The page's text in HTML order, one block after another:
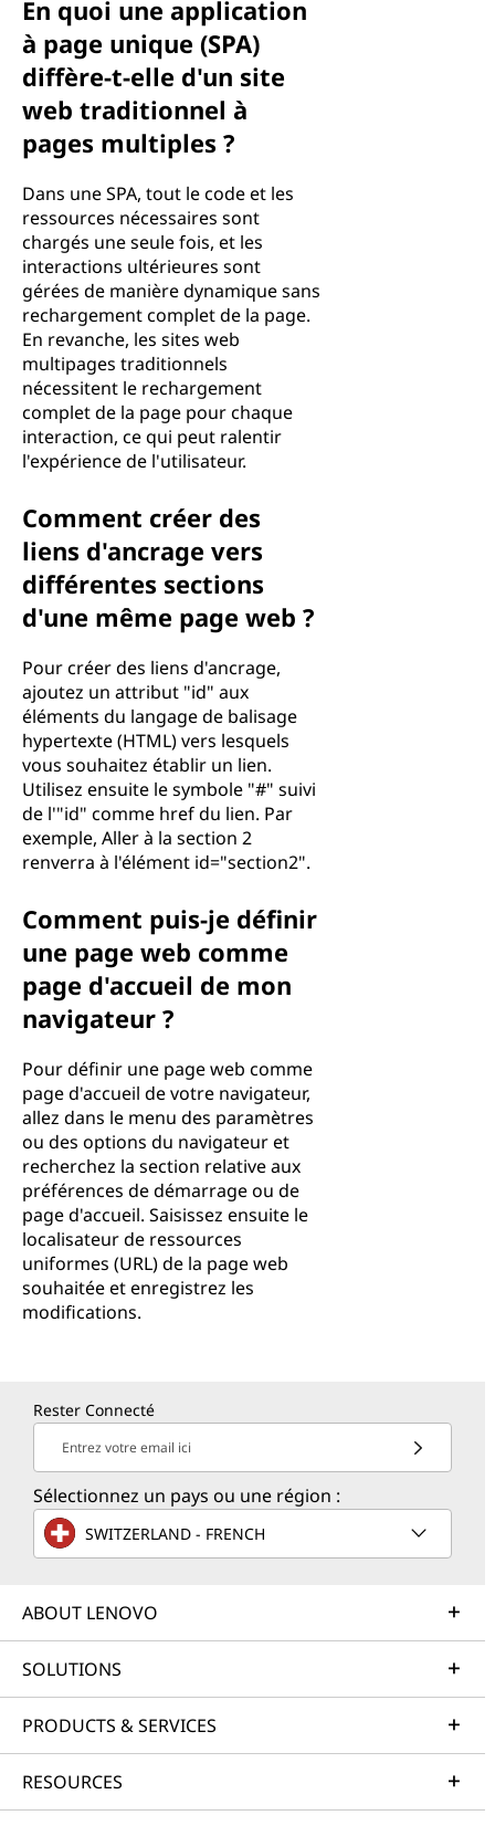
En quoi une application
à page unique (SPA)
diffère-t-elle d'un site
web traditionnel à
pages multiples ?
Dans une SPA, tout le code et les
ressources nécessaires sont
chargés une seule fois, et les
interactions ultérieures sont
gérées de manière dynamique sans
rechargement complet de la page.
En revanche, les sites web
multipages traditionnels
nécessitent le rechargement
complet de la page pour chaque
interaction, ce qui peut ralentir
l'expérience de l'utilisateur.
Comment créer des
liens d'ancrage vers
différentes sections
d'une même page web ?
Pour créer des liens d'ancrage,
ajoutez un attribut "id" aux
éléments du langage de balisage
hypertexte (HTML) vers lesquels
vous souhaitez établir un lien.
Utilisez ensuite le symbole "#" suivi
de l'"id" comme href du lien. Par
exemple, Aller à la section 2
renverra à l'élément id="section2".
Comment puis-je définir
une page web comme
page d'accueil de mon
navigateur ?
Pour définir une page web comme
page d'accueil de votre navigateur,
allez dans le menu des paramètres
ou des options du navigateur et
recherchez la section relative aux
préférences de démarrage ou de
page d'accueil. Saisissez ensuite le
localisateur de ressources
uniformes (URL) de la page web
souhaitée et enregistrez les
modifications.
Rester Connecté
Entrez votre email ici
Sélectionnez un pays ou une région :
SWITZERLAND - FRENCH
ABOUT LENOVO
SOLUTIONS
PRODUCTS & SERVICES
RESOURCES